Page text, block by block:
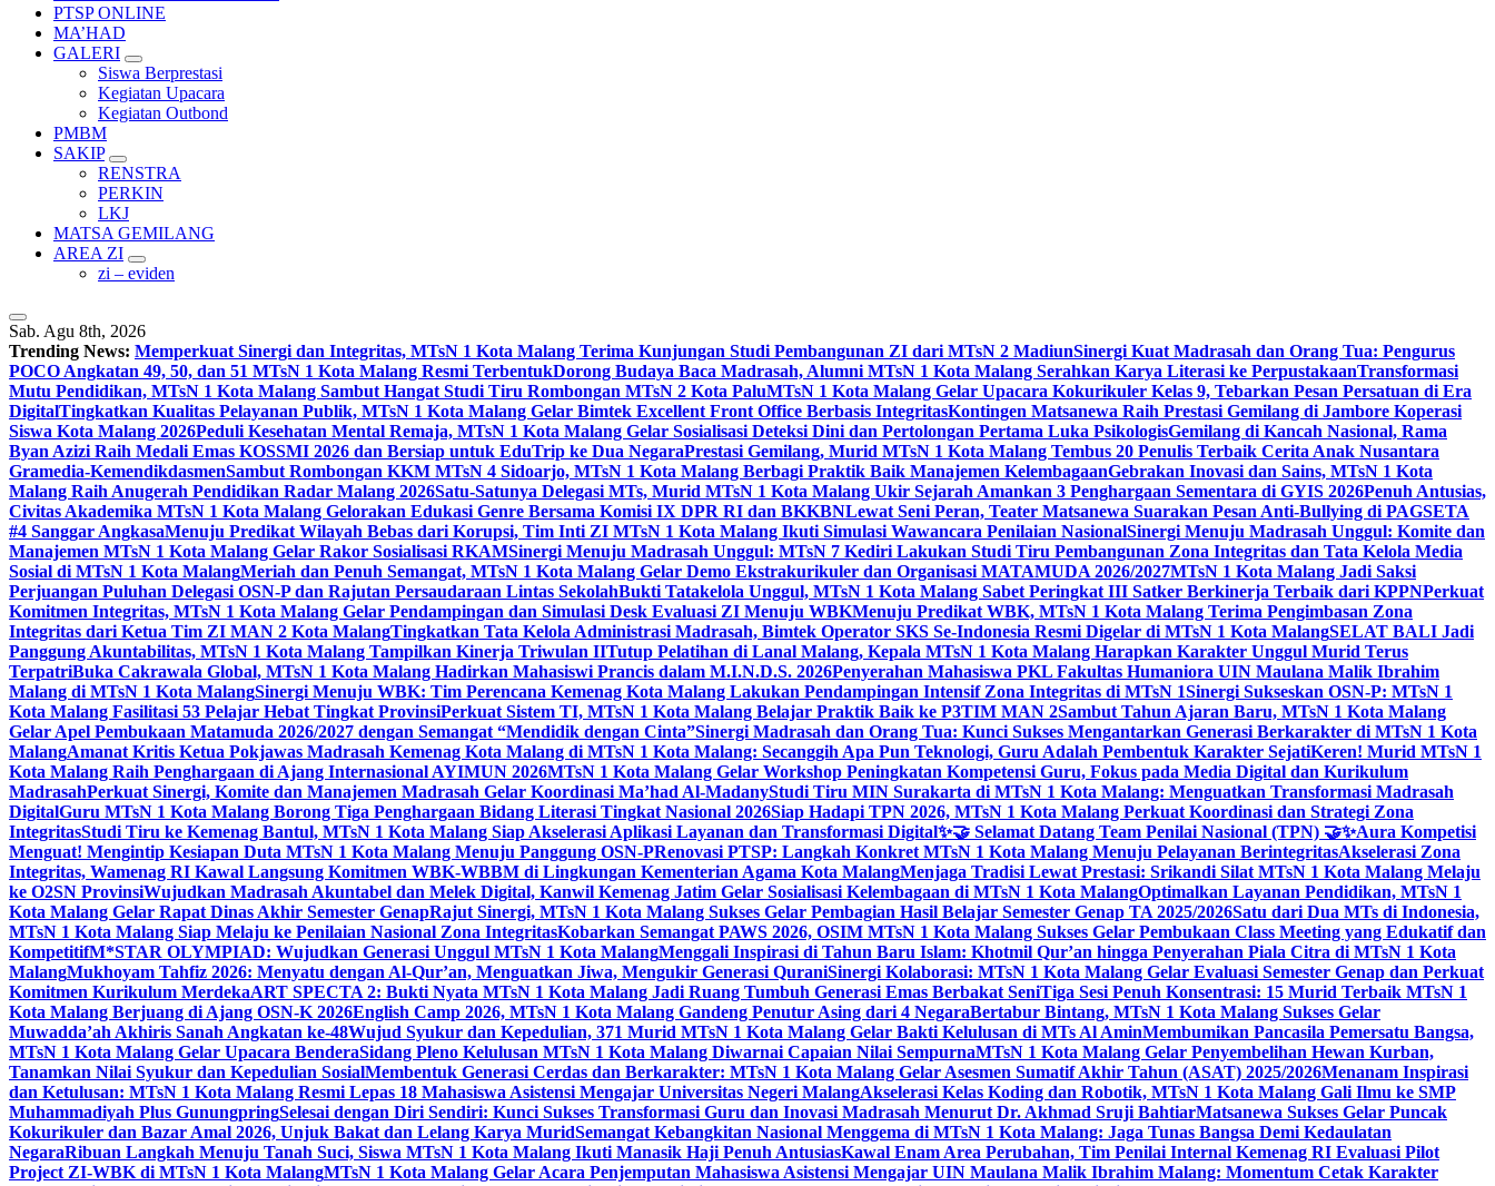
PTSP ONLINE
MA’HAD
GALERI
Siswa Berprestasi
Kegiatan Upacara
Kegiatan Outbond
PMBM
SAKIP
RENSTRA
PERKIN
LKJ
MATSA GEMILANG
AREA ZI
zi – eviden
Sab. Agu 8th, 2026
Trending News: Memperkuat Sinergi dan Integritas, MTsN 1 Kota Malang Terima Kunjungan Studi Pembangunan ZI dari MTsN 2 MadiunSinergi Kuat Madrasah dan Orang Tua: Pengurus
POCO Angkatan 49, 50, dan 51 MTsN 1 Kota Malang Resmi TerbentukDorong Budaya Baca Madrasah, Alumni MTsN 1 Kota Malang Serahkan Karya Literasi ke PerpustakaanTransformasi
Mutu Pendidikan, MTsN 1 Kota Malang Sambut Hangat Studi Tiru Rombongan MTsN 2 Kota PaluMTsN 1 Kota Malang Gelar Upacara Kokurikuler Kelas 9, Tebarkan Pesan Persatuan di Era
DigitalTingkatkan Kualitas Pelayanan Publik, MTsN 1 Kota Malang Gelar Bimtek Excellent Front Office Berbasis IntegritasKontingen Matsanewa Raih Prestasi Gemilang di Jambore Koperasi
Siswa Kota Malang 2026Peduli Kesehatan Mental Remaja, MTsN 1 Kota Malang Gelar Sosialisasi Deteksi Dini dan Pertolongan Pertama Luka PsikologisGemilang di Kancah Nasional, Rama
Byan Azizi Raih Medali Emas KOSSMI 2026 dan Bersiap untuk EduTrip ke Dua NegaraPrestasi Gemilang, Murid MTsN 1 Kota Malang Tembus 20 Penulis Terbaik Cerita Anak Nusantara
Gramedia-KemendikdasmenSambut Rombongan KKM MTsN 4 Sidoarjo, MTsN 1 Kota Malang Berbagi Praktik Baik Manajemen KelembagaanGebrakan Inovasi dan Sains, MTsN 1 Kota
Malang Raih Anugerah Pendidikan Radar Malang 2026Satu-Satunya Delegasi MTs, Murid MTsN 1 Kota Malang Ukir Sejarah Amankan 3 Penghargaan Sementara di GYIS 2026Penuh Antusias,
Civitas Akademika MTsN 1 Kota Malang Gelorakan Edukasi Genre Bersama Komisi IX DPR RI dan BKKBNLewat Seni Peran, Teater Matsanewa Suarakan Pesan Anti-Bullying di PAGSETA
#4 Sanggar AngkasaMenuju Predikat Wilayah Bebas dari Korupsi, Tim Inti ZI MTsN 1 Kota Malang Ikuti Simulasi Wawancara Penilaian NasionalSinergi Menuju Madrasah Unggul: Komite dan
Manajemen MTsN 1 Kota Malang Gelar Rakor Sosialisasi RKAMSinergi Menuju Madrasah Unggul: MTsN 7 Kediri Lakukan Studi Tiru Pembangunan Zona Integritas dan Tata Kelola Media
Sosial di MTsN 1 Kota MalangMeriah dan Penuh Semangat, MTsN 1 Kota Malang Gelar Demo Ekstrakurikuler dan Organisasi MATAMUDA 2026/2027MTsN 1 Kota Malang Jadi Saksi
Perjuangan Puluhan Delegasi OSN-P dan Rajutan Persaudaraan Lintas SekolahBukti Tatakelola Unggul, MTsN 1 Kota Malang Sabet Peringkat III Satker Berkinerja Terbaik dari KPPNPerkuat
Komitmen Integritas, MTsN 1 Kota Malang Gelar Pendampingan dan Simulasi Desk Evaluasi ZI Menuju WBKMenuju Predikat WBK, MTsN 1 Kota Malang Terima Pengimbasan Zona
Integritas dari Ketua Tim ZI MAN 2 Kota MalangTingkatkan Tata Kelola Administrasi Madrasah, Bimtek Operator SKS Se-Indonesia Resmi Digelar di MTsN 1 Kota MalangSELAT BALI Jadi
Panggung Akuntabilitas, MTsN 1 Kota Malang Tampilkan Kinerja Triwulan IITutup Pelatihan di Lanal Malang, Kepala MTsN 1 Kota Malang Harapkan Karakter Unggul Murid Terus
TerpatriBuka Cakrawala Global, MTsN 1 Kota Malang Hadirkan Mahasiswi Prancis dalam M.I.N.D.S. 2026Penyerahan Mahasiswa PKL Fakultas Humaniora UIN Maulana Malik Ibrahim
Malang di MTsN 1 Kota MalangSinergi Menuju WBK: Tim Perencana Kemenag Kota Malang Lakukan Pendampingan Intensif Zona Integritas di MTsN 1Sinergi Sukseskan OSN-P: MTsN 1
Kota Malang Fasilitasi 53 Pelajar Hebat Tingkat ProvinsiPerkuat Sistem TI, MTsN 1 Kota Malang Belajar Praktik Baik ke P3TIM MAN 2Sambut Tahun Ajaran Baru, MTsN 1 Kota Malang
Gelar Apel Pembukaan Matamuda 2026/2027 dengan Semangat “Mendidik dengan Cinta”Sinergi Madrasah dan Orang Tua: Kunci Sukses Mengantarkan Generasi Berkarakter di MTsN 1 Kota
MalangAmanat Kritis Ketua Pokjawas Madrasah Kemenag Kota Malang di MTsN 1 Kota Malang: Secanggih Apa Pun Teknologi, Guru Adalah Pembentuk Karakter SejatiKeren! Murid MTsN 1
Kota Malang Raih Penghargaan di Ajang Internasional AYIMUN 2026MTsN 1 Kota Malang Gelar Workshop Peningkatan Kompetensi Guru, Fokus pada Media Digital dan Kurikulum
MadrasahPerkuat Sinergi, Komite dan Manajemen Madrasah Gelar Koordinasi Ma’had Al-MadanyStudi Tiru MIN Surakarta di MTsN 1 Kota Malang: Menguatkan Transformasi Madrasah
DigitalGuru MTsN 1 Kota Malang Borong Tiga Penghargaan Bidang Literasi Tingkat Nasional 2026Siap Hadapi TPN 2026, MTsN 1 Kota Malang Perkuat Koordinasi dan Strategi Zona
IntegritasStudi Tiru ke Kemenag Bantul, MTsN 1 Kota Malang Siap Akselerasi Aplikasi Layanan dan Transformasi Digital✨🤝 Selamat Datang Team Penilai Nasional (TPN) 🤝✨Aura Kompetisi
Menguat! Mengintip Kesiapan Duta MTsN 1 Kota Malang Menuju Panggung OSN-PRenovasi PTSP: Langkah Konkret MTsN 1 Kota Malang Menuju Pelayanan BerintegritasAkselerasi Zona
Integritas, Wamenag RI Kawal Langsung Komitmen WBK-WBBM di Lingkungan Kementerian Agama Kota MalangMenjaga Tradisi Lewat Prestasi: Srikandi Silat MTsN 1 Kota Malang Melaju
ke O2SN ProvinsiWujudkan Madrasah Akuntabel dan Melek Digital, Kanwil Kemenag Jatim Gelar Sosialisasi Kelembagaan di MTsN 1 Kota MalangOptimalkan Layanan Pendidikan, MTsN 1
Kota Malang Gelar Rapat Dinas Akhir Semester GenapRajut Sinergi, MTsN 1 Kota Malang Sukses Gelar Pembagian Hasil Belajar Semester Genap TA 2025/2026Satu dari Dua MTs di Indonesia,
MTsN 1 Kota Malang Siap Melaju ke Penilaian Nasional Zona IntegritasKobarkan Semangat PAWS 2026, OSIM MTsN 1 Kota Malang Sukses Gelar Pembukaan Class Meeting yang Edukatif dan
KompetitifM*STAR OLYMPIAD: Wujudkan Generasi Unggul MTsN 1 Kota MalangMenggali Inspirasi di Tahun Baru Islam: Khotmil Qur’an hingga Penyerahan Piala Citra di MTsN 1 Kota
MalangMukhoyam Tahfiz 2026: Menyatu dengan Al-Qur’an, Menguatkan Jiwa, Mengukir Generasi QuraniSinergi Kolaborasi: MTsN 1 Kota Malang Gelar Evaluasi Semester Genap dan Perkuat
Komitmen Kurikulum MerdekaART SPECTA 2: Bukti Nyata MTsN 1 Kota Malang Jadi Ruang Tumbuh Generasi Emas Berbakat SeniTiga Sesi Penuh Konsentrasi: 15 Murid Terbaik MTsN 1
Kota Malang Berjuang di Ajang OSN-K 2026English Camp 2026, MTsN 1 Kota Malang Gandeng Penutur Asing dari 4 NegaraBertabur Bintang, MTsN 1 Kota Malang Sukses Gelar
Muwadda’ah Akhiris Sanah Angkatan ke-48Wujud Syukur dan Kepedulian, 371 Murid MTsN 1 Kota Malang Gelar Bakti Kelulusan di MTs Al AminMembumikan Pancasila Pemersatu Bangsa,
MTsN 1 Kota Malang Gelar Upacara BenderaSidang Pleno Kelulusan MTsN 1 Kota Malang Diwarnai Capaian Nilai SempurnaMTsN 1 Kota Malang Gelar Penyembelihan Hewan Kurban,
Tanamkan Nilai Syukur dan Kepedulian SosialMembentuk Generasi Cerdas dan Berkarakter: MTsN 1 Kota Malang Gelar Asesmen Sumatif Akhir Tahun (ASAT) 2025/2026Menanam Inspirasi
dan Ketulusan: MTsN 1 Kota Malang Resmi Lepas 18 Mahasiswa Asistensi Mengajar Universitas Negeri MalangAkselerasi Kelas Koding dan Robotik, MTsN 1 Kota Malang Gali Ilmu ke SMP
Muhammadiyah Plus GunungpringSelesai dengan Diri Sendiri: Kunci Sukses Transformasi Guru dan Inovasi Madrasah Menurut Dr. Akhmad Sruji BahtiarMatsanewa Sukses Gelar Puncak
Kokurikuler dan Bazar Amal 2026, Unjuk Bakat dan Lelang Karya MuridSemangat Kebangkitan Nasional Menggema di MTsN 1 Kota Malang: Jaga Tunas Bangsa Demi Kedaulatan
NegaraRibuan Langkah Menuju Tanah Suci, Siswa MTsN 1 Kota Malang Ikuti Manasik Haji Penuh AntusiasKawal Enam Area Perubahan, Tim Penilai Internal Kemenag RI Evaluasi Pilot
Project ZI-WBK di MTsN 1 Kota MalangMTsN 1 Kota Malang Gelar Acara Penjemputan Mahasiswa Asistensi Mengajar UIN Maulana Malik Ibrahim Malang: Momentum Cetak Karakter